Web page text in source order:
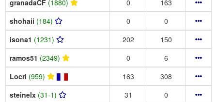
granadaCF (1880) 0
163
shohaii (184) 0
0
isona1 (1231) 202
150
ramos51 (2349) 0
6
Locri (959) 163
308
steinelx (31-1) 31
0